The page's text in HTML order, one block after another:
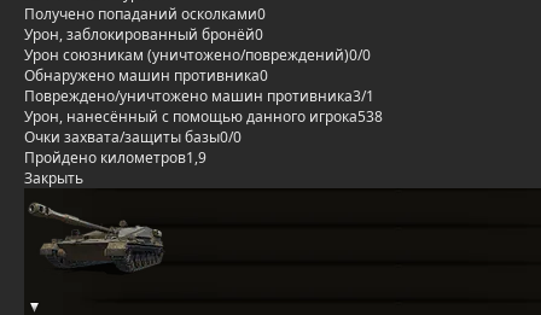
Получено попаданий осколками0
Урон, заблокированный бронёй0
Урон союзникам (уничтожено/повреждений)0/0
Обнаружено машин противника0
Повреждено/уничтожено машин противника3/1
Урон, нанесённый с помощью данного игрока538
Очки захвата/защиты базы0/0
Пройдено километров1,9
Закрыть